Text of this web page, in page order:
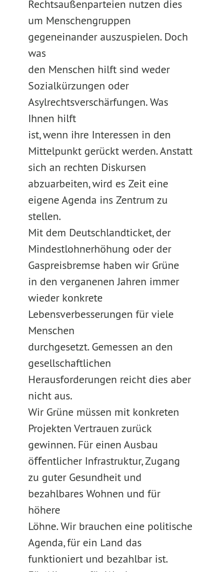
Rechtsaußenparteien nutzen dies
um Menschengruppen
gegeneinander auszuspielen. Doch
was
den Menschen hilft sind weder
Sozialkürzungen oder
Asylrechtsverschärfungen. Was
Ihnen hilft
ist, wenn ihre Interessen in den
Mittelpunkt gerückt werden. Anstatt
sich an rechten Diskursen
abzuarbeiten, wird es Zeit eine
eigene Agenda ins Zentrum zu
stellen.
Mit dem Deutschlandticket, der
Mindestlohnerhöhung oder der
Gaspreisbremse haben wir Grüne
in den verganenen Jahren immer
wieder konkrete
Lebensverbesserungen für viele
Menschen
durchgesetzt. Gemessen an den
gesellschaftlichen
Herausforderungen reicht dies aber
nicht aus.
Wir Grüne müssen mit konkreten
Projekten Vertrauen zurück
gewinnen. Für einen Ausbau
öﬀentlicher Infrastruktur, Zugang
zu guter Gesundheit und
bezahlbares Wohnen und für
höhere
Löhne. Wir brauchen eine politische
Agenda, für ein Land das
funktioniert und bezahlbar ist.